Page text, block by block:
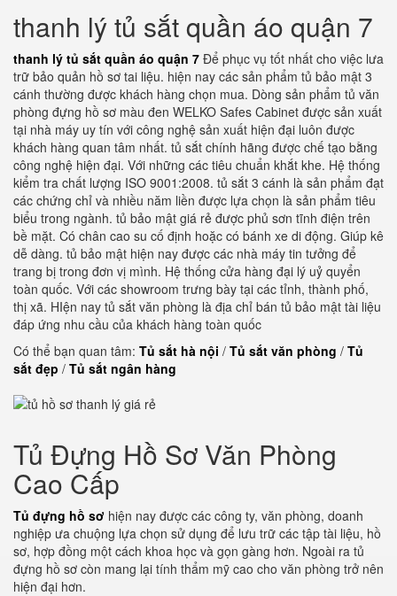
thanh lý tủ sắt quần áo quận 7
thanh lý tủ sắt quần áo quận 7 Để phục vụ tốt nhất cho việc lưa
trữ bảo quản hồ sơ tai liệu. hiện nay các sản phẩm tủ bảo mật 3
cánh thường được khách hàng chọn mua. Dòng sản phẩm tủ văn
phòng đựng hồ sơ màu đen WELKO Safes Cabinet được sản xuất
tại nhà máy uy tín với công nghệ sản xuất hiện đại luôn được
khách hàng quan tâm nhất. tủ sắt chính hãng được chế tạo bằng
công nghệ hiện đại. Với những các tiêu chuẩn khắt khe. Hệ thống
kiểm tra chất lượng ISO 9001:2008. tủ sắt 3 cánh là sản phẩm đạt
các chứng chỉ và nhiều năm liền được lựa chọn là sản phẩm tiêu
biểu trong ngành. tủ bảo mật giá rẻ được phủ sơn tĩnh điện trên
bề mặt. Có chân cao su cố định hoặc có bánh xe di động. Giúp kê
dễ dàng. tủ bảo mật hiện nay được các nhà máy tin tưởng để
trang bị trong đơn vị mình. Hệ thống cửa hàng đại lý uỷ quyển
toàn quốc. Với các showroom trưng bày tại các tỉnh, thành phố,
thị xã. HIện nay tủ sắt văn phòng là địa chỉ bán tủ bảo mật tài liệu
đáp ứng nhu cầu của khách hàng toàn quốc
Có thể bạn quan tâm: Tủ sắt hà nội / Tủ sắt văn phòng / Tủ
sắt đẹp / Tủ sắt ngân hàng
Tủ Đựng Hồ Sơ Văn Phòng
Cao Cấp
Tủ đựng hồ sơ hiện nay được các công ty, văn phòng, doanh
nghiệp ưa chuộng lựa chọn sử dụng để lưu trữ các tập tài liệu, hồ
sơ, hợp đồng một cách khoa học và gọn gàng hơn. Ngoài ra tủ
đựng hồ sơ còn mang lại tính thẩm mỹ cao cho văn phòng trở nên
hiện đại hơn.